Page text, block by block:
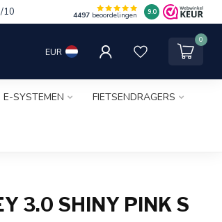
10 4497beoordelingen 9.0
EUR
0
E-SYSTEMEN FIETSENDRAGERS
3.0 SHINY PINK S